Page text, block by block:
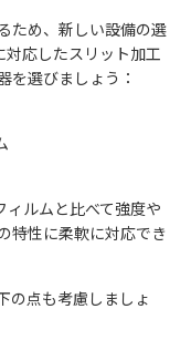
ため、新しい設備の選
応したスリット加工
を選びましょう：
ルムと比べて強度や
特性に柔軟に対応でき
の点も考慮しましょ